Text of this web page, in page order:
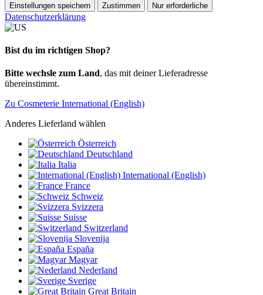
Einstellungen speichern Zustimmen Nur erforderliche
Datenschutzerklärung
Bist du im richtigen Shop?
Bitte wechsle zum Land, das mit deiner Lieferadresse
übereinstimmt.
Zu Cosmeterie International (English)
Anderes Lieferland wählen
Österreich
Deutschland
Italia
International (English)
France
Schweiz
Svizzera
Suisse
Switzerland
Slovenija
España
Magyar
Nederland
Sverige
Great Britain